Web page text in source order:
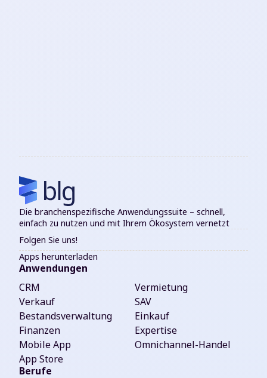
Die branchenspezifische Anwendungssuite – schnell,
einfach zu nutzen und mit Ihrem Ökosystem vernetzt
Folgen Sie uns!
Apps herunterladen
Anwendungen
CRM
Vermietung
Verkauf
SAV
Bestandsverwaltung
Einkauf
Finanzen
Expertise
Mobile App
Omnichannel-Handel
App Store
Berufe